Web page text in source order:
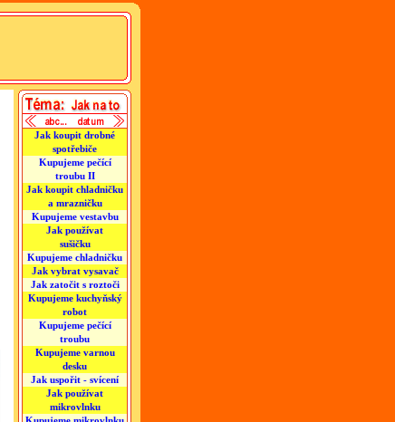
Jak koupit drobné
spotřebiče
Kupujeme pečící
troubu II
Jak koupit chladničku
a mrazničku
Kupujeme vestavbu
Jak používat
sušičku
Kupujeme chladničku
Jak vybrat vysavač
Jak zatočit s roztoči
Kupujeme kuchyňský
robot
Kupujeme pečící
troubu
Kupujeme varnou
desku
Jak uspořit - svícení
Jak používat
mikrovlnku